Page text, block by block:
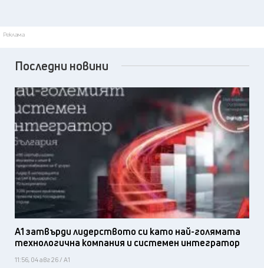
Реклама
Последни новини
А1 затвърди лидерството си като най-голямата
технологична компания и системен интегратор
11:56, 04 авг 26 / А1